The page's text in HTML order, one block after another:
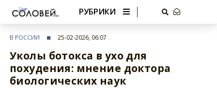
РУБРИКИ
В РОССИИ 25-02-2026, 06:07
Уколы ботокса в ухо для
похудения: мнение доктора
биологических наук